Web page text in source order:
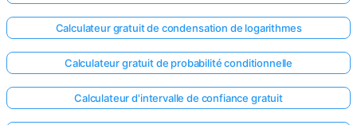
Calculateur gratuit de condensation de logarithmes
Calculateur gratuit de probabilité conditionnelle
Calculateur d'intervalle de confiance gratuit